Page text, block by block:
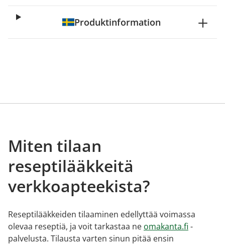
Produktinformation
Miten tilaan
reseptilääkkeitä
verkkoapteekista?
Reseptilääkkeiden tilaaminen edellyttää voimassa
olevaa reseptiä, ja voit tarkastaa ne omakanta.fi -
palvelusta. Tilausta varten sinun pitää ensin